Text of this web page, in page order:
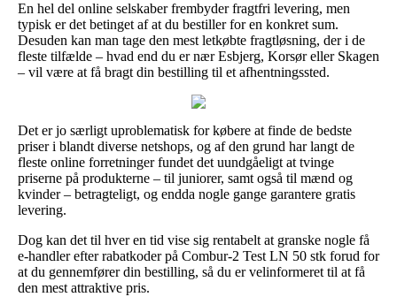
En hel del online selskaber frembyder fragtfri levering, men
typisk er det betinget af at du bestiller for en konkret sum.
Desuden kan man tage den mest letkøbte fragtløsning, der i de
fleste tilfælde – hvad end du er nær Esbjerg, Korsør eller Skagen
– vil være at få bragt din bestilling til et afhentningssted.
Det er jo særligt uproblematisk for købere at finde de bedste
priser i blandt diverse netshops, og af den grund har langt de
fleste online forretninger fundet det uundgåeligt at tvinge
priserne på produkterne – til juniorer, samt også til mænd og
kvinder – betragteligt, og endda nogle gange garantere gratis
levering.
Dog kan det til hver en tid vise sig rentabelt at granske nogle få
e-handler efter rabatkoder på Combur-2 Test LN 50 stk forud for
at du gennemfører din bestilling, så du er velinformeret til at få
den mest attraktive pris.